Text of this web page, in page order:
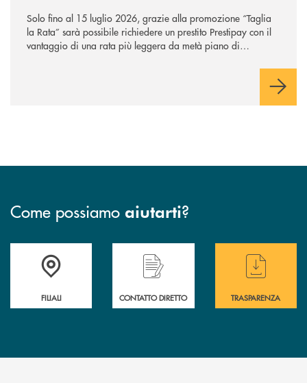
Solo fino al 15 luglio 2026, grazie alla promozione “Taglia
la Rata” sarà possibile richiedere un prestito Prestipay con il
vantaggio di una rata più leggera da metà piano di
Come possiamo aiutarti?
Trova la filiale più vicina a te
FILIALI
Hai bisogno di assistenza immediata ?
CONTATTO DIRETTO
Hai bisogno di
TRASPARENZA